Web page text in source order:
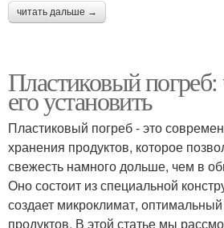
читать дальше →
Пластиковый погреб:
его установить
Пластиковый погреб - это
хранения продуктов, которое
свежесть намного дольше, чем в
Оно состоит из специальной
создает микроклимат,
продуктов. В этой статье мы